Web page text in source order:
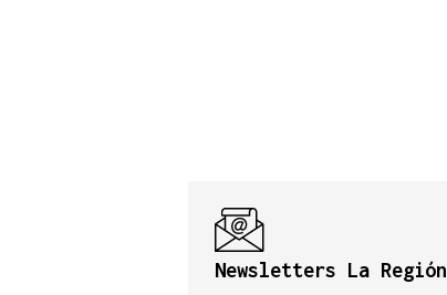
Newsletters La Región